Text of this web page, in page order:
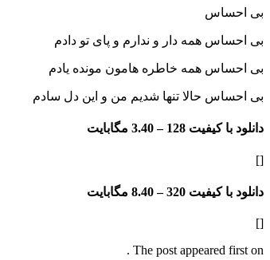
بی احساس
بی احساس همه دار و ندارم و پای تو دادم
بی احساس همه خاطره هامون مونده یادم
بی احساس حالا تنها شدیم من و این دل سادم
دانلود با کیفیت 128 – 3.40 مگابایت
[]
دانلود با کیفیت 320 – 8.40 مگابایت
[]
The post appeared first on .